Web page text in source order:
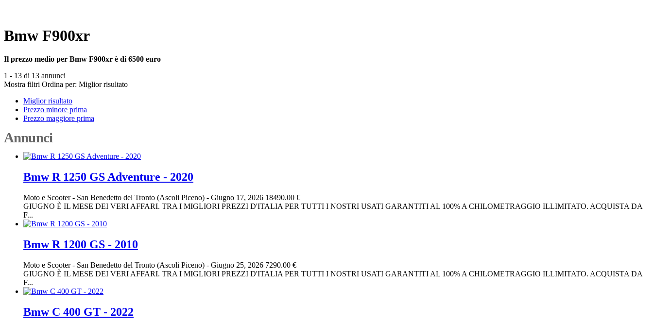
Bmw F900xr
Il prezzo medio per Bmw F900xr è di 6500 euro
1 - 13 di 13 annunci
Mostra filtri Ordina per: Miglior risultato
Miglior risultato
Prezzo minore prima
Prezzo maggiore prima
Annunci
Bmw R 1250 GS Adventure - 2020
Moto e Scooter- San Benedetto del Tronto (Ascoli Piceno) - Giugno 17, 2026 18490.00 €
GIUGNO È IL MESE DEI VERI AFFARI. TRA I MIGLIORI PREZZI D'ITALIA PER TUTTI I NOSTRI USATI GARANTITI AL 100% A CHILOMETRAGGIO ILLIMITATO. ACQUISTA DA
F...
Bmw R 1200 GS - 2010
Moto e Scooter- San Benedetto del Tronto (Ascoli Piceno) - Giugno 25, 2026 7290.00 €
GIUGNO È IL MESE DEI VERI AFFARI. TRA I MIGLIORI PREZZI D'ITALIA PER TUTTI I NOSTRI USATI GARANTITI AL 100% A CHILOMETRAGGIO ILLIMITATO. ACQUISTA DA
F...
Bmw C 400 GT - 2022